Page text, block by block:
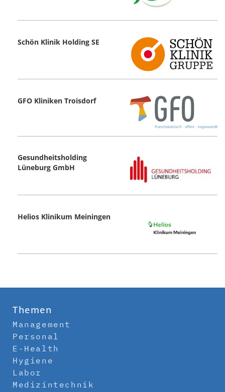
Schön Klinik Holding SE
GFO Kliniken Troisdorf
Gesundheitsholding
Lüneburg GmbH
Helios Klinikum Meiningen
Themen
Management
Personal
E-Health
Hygiene
Labor
Medizintechnik